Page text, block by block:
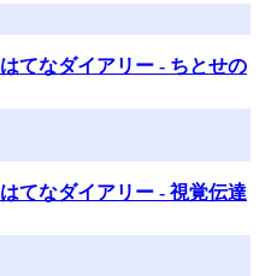
はてなダイアリー - ちとせの
はてなダイアリー - 視覚伝達